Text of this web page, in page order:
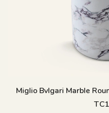
Miglio Bvlgari Marble